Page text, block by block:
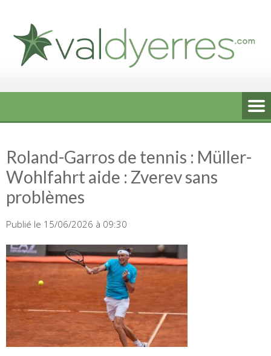
content
Roland-Garros de tennis : Müller-
Wohlfahrt aide : Zverev sans
problèmes
Publié le 15/06/2026 à 09:30